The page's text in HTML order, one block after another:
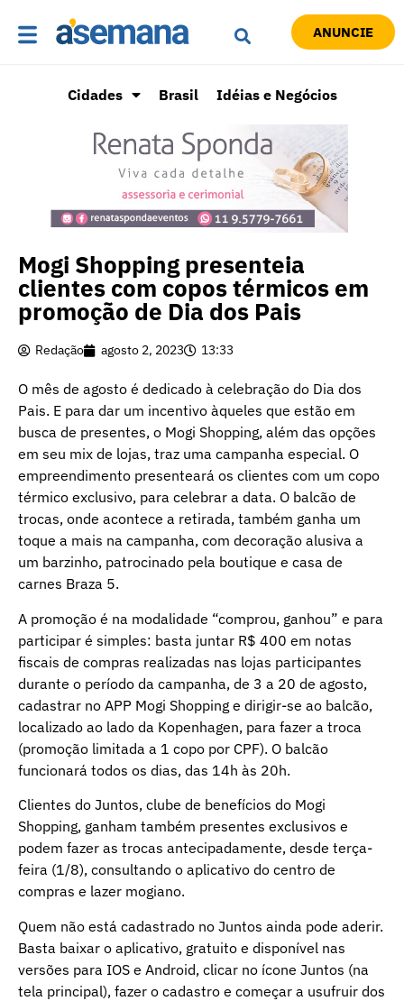
ANUNCIE
Cidades Brasil Idéias e Negócios
Mogi Shopping presenteia
clientes com copos térmicos em
promoção de Dia dos Pais
Redação agosto 2, 2023 13:33
O mês de agosto é dedicado à celebração do Dia dos
Pais. E para dar um incentivo àqueles que estão em
busca de presentes, o Mogi Shopping, além das opções
em seu mix de lojas, traz uma campanha especial. O
empreendimento presenteará os clientes com um copo
térmico exclusivo, para celebrar a data. O balcão de
trocas, onde acontece a retirada, também ganha um
toque a mais na campanha, com decoração alusiva a
um barzinho, patrocinado pela boutique e casa de
carnes Braza 5.
A promoção é na modalidade “comprou, ganhou” e para
participar é simples: basta juntar R$ 400 em notas
fiscais de compras realizadas nas lojas participantes
durante o período da campanha, de 3 a 20 de agosto,
cadastrar no APP Mogi Shopping e dirigir-se ao balcão,
localizado ao lado da Kopenhagen, para fazer a troca
(promoção limitada a 1 copo por CPF). O balcão
funcionará todos os dias, das 14h às 20h.
Clientes do Juntos, clube de benefícios do Mogi
Shopping, ganham também presentes exclusivos e
podem fazer as trocas antecipadamente, desde terça-
feira (1/8), consultando o aplicativo do centro de
compras e lazer mogiano.
Quem não está cadastrado no Juntos ainda pode aderir.
Basta baixar o aplicativo, gratuito e disponível nas
versões para IOS e Android, clicar no ícone Juntos (na
tela principal), fazer o cadastro e começar a usufruir dos